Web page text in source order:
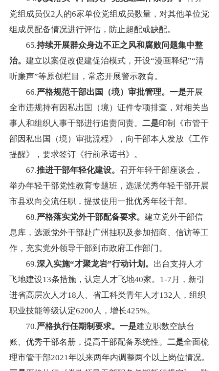
党组成员仅2人的6家单位党组成员数量，对其他单位党
组成员配备情况进行评估，防止超配或缺配。
65.持续开展群众身边不正之风和腐败问题集中整
治。 建立以案促改促建促治模式，开设“漫画释纪”“清
听廉声”等原创栏目，常态开展警示教育。
66.严格规范干部出国（境）审批管理。一是开展
全市违规持有因私出国（境）证件专项排查，对相关当
事人和组织人事干部进行追责问责。 二是印制《市管干
部因私出国（境）审批流程》，向干部本人发放《工作
提醒》，要求签订《行前承诺书》。
67.推进干部年轻化建设。 召开年轻干部座谈会，
举办年轻干部党性教育专题班，选派优秀年轻干部开展
市县双向交流任职，提拔使用一批优秀年轻干部。
68.严格落实党外干部配备要求。 建立党外干部信
息库，选派党外干部赴广州挂职及参加招商、信访等工
作，充实党外领导干部到市政府工作部门。
69.深入实施“才聚龙岩”行动计划。 出台支持人才
飞地建设13条措施，认定人才飞地40家。1-7月，新引
进省高层次人才18人、省工科类青年人才132人，组织
职业技能等级认定6200人，增长425%。
70.严格执行任期制要求。一是建立职数空缺台
账、优秀干部名册，提高干部配备系统性。 二是全面梳
理市管干部2021年以来两年内调整两个以上岗位情况。